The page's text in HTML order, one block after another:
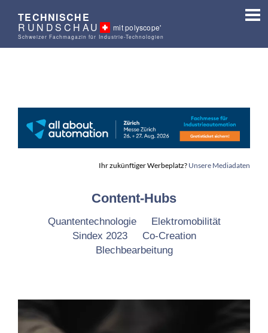
TECHNISCHE
RUNDSCHAU mit polyscope'
Schweizer Fachmagazin für Industrie-Technologien
Ihr zukünftiger Werbeplatz? Unsere Mediadaten
Content-Hubs
Quantentechnologie
Elektromobilität
Sindex 2023
Co-Creation
Blechbearbeitung